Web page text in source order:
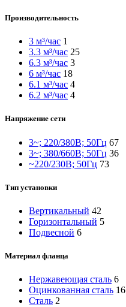
Производительность
3 м³/час 1
3.3 м³/час 25
6.3 м³/час 3
6 м³/час 18
6.1 м³/час 4
6.2 м³/час 4
Напряжение сети
3~; 220/380В; 50Гц 67
3~; 380/660В; 50Гц 36
~220/230В; 50Гц 73
Тип установки
Вертикальный 42
Горизонтальный 5
Подвесной 6
Материал фланца
Нержавеющая сталь 6
Оцинкованная сталь 16
Сталь 2